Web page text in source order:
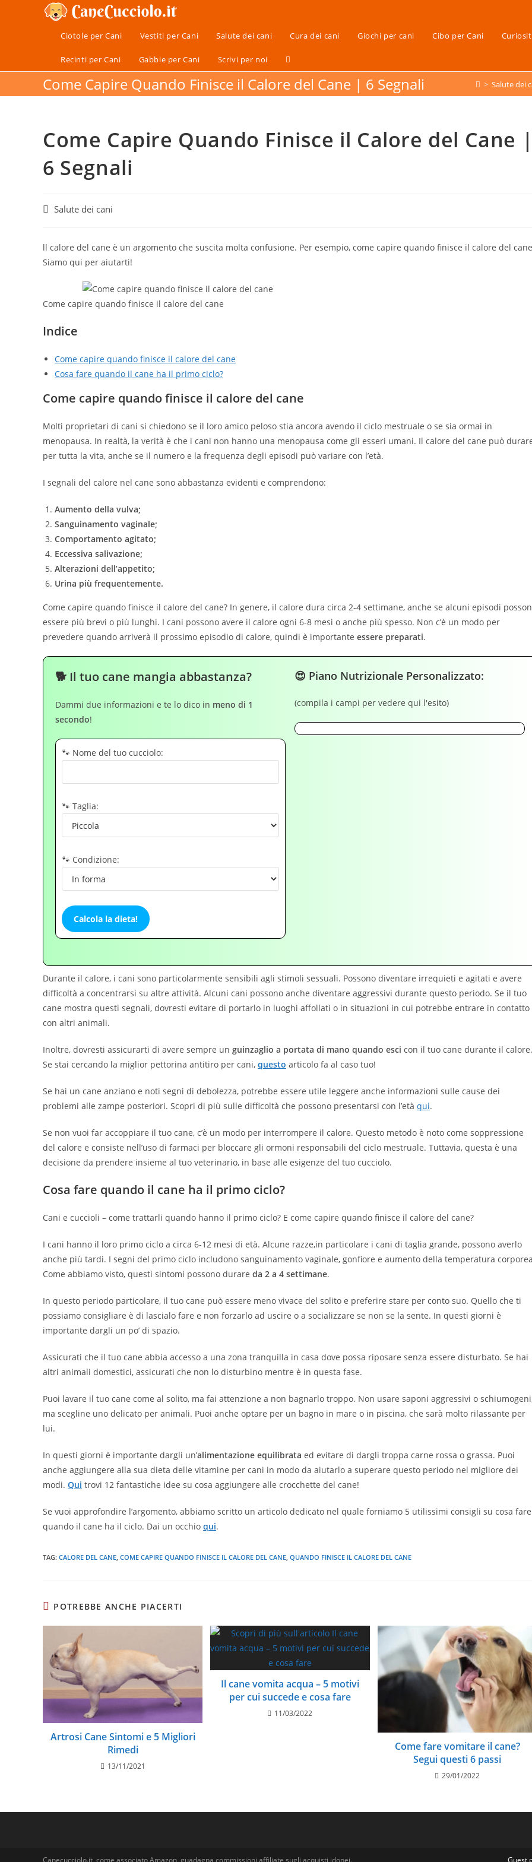
Ciotole per Cani Vestiti per Cani Salute dei cani Cura dei cani Giochi per cani Cibo per Cani
Recinti per Cani Gabbie per Cani Scrivi per noi
Come Capire Quando Finisce il Calore del Cane | 6 Segnali > Salute dei
Come Capire Quando Finisce il Calore del Cane
6 Segnali
Categoria
Salute dei cani
ll calore del cane è un argomento che suscita molta confusione. Per esempio, come capire quando finisce il calore del
Siamo qui per aiutarti!
Come capire quando finisce il calore del cane
Indice
Come capire quando finisce il calore del cane
Cosa fare quando il cane ha il primo ciclo?
Come capire quando finisce il calore del cane
Molti proprietari di cani si chiedono se il loro amico peloso stia ancora avendo il ciclo mestruale o se sia ormai in
menopausa. In realtà, la verità è che i cani non hanno una menopausa come gli esseri umani. Il calore del cane può
per tutta la vita, anche se il numero e la frequenza degli episodi può variare con l’età.
I segnali del calore nel cane sono abbastanza evidenti e comprendono:
Aumento della vulva;
Sanguinamento vaginale;
Comportamento agitato;
Eccessiva salivazione;
Alterazioni dell’appetito;
Urina più frequentemente.
Come capire quando finisce il calore del cane? In genere, il calore dura circa 2-4 settimane, anche se alcuni episodi
essere più brevi o più lunghi. I cani possono avere il calore ogni 6-8 mesi o anche più spesso. Non c’è un modo per
prevedere quando arriverà il prossimo episodio di calore, quindi è importante essere preparati.
🐕 Il tuo cane mangia abbastanza?
Dammi due informazioni e te lo dico in meno di 1
secondo!
🐾 Nome del tuo cucciolo:
🐾 Taglia:
🐾 Condizione:
Calcola la dieta!
😍 Piano Nutrizionale Personalizzato:
(compila i campi per vedere qui l'esito)
Durante il calore, i cani sono particolarmente sensibili agli stimoli sessuali. Possono diventare irrequieti e agitati e avere
difficoltà a concentrarsi su altre attività. Alcuni cani possono anche diventare aggressivi durante questo periodo. Se il tuo
cane mostra questi segnali, dovresti evitare di portarlo in luoghi affollati o in situazioni in cui potrebbe entrare in contatto
con altri animali.
Inoltre, dovresti assicurarti di avere sempre un guinzaglio a portata di mano quando esci con il tuo cane durante il calore.
Se stai cercando la miglior pettorina antitiro per cani, questo articolo fa al caso tuo!
Se hai un cane anziano e noti segni di debolezza, potrebbe essere utile leggere anche informazioni sulle cause dei
problemi alle zampe posteriori. Scopri di più sulle difficoltà che possono presentarsi con l’età qui.
Se non vuoi far accoppiare il tuo cane, c’è un modo per interrompere il calore. Questo metodo è noto come soppressione
del calore e consiste nell’uso di farmaci per bloccare gli ormoni responsabili del ciclo mestruale. Tuttavia, questa è una
decisione da prendere insieme al tuo veterinario, in base alle esigenze del tuo cucciolo.
Cosa fare quando il cane ha il primo ciclo?
Cani e cuccioli – come trattarli quando hanno il primo ciclo? E come capire quando finisce il calore del cane?
I cani hanno il loro primo ciclo a circa 6-12 mesi di età. Alcune razze,in particolare i cani di taglia grande, possono averlo
anche più tardi. I segni del primo ciclo includono sanguinamento vaginale, gonfiore e aumento della temperatura
Come abbiamo visto, questi sintomi possono durare da 2 a 4 settimane.
In questo periodo particolare, il tuo cane può essere meno vivace del solito e preferire stare per conto suo. Quello che ti
possiamo consigliare è di lascialo fare e non forzarlo ad uscire o a socializzare se non se la sente. In questi giorni è
importante dargli un po’ di spazio.
Assicurati che il tuo cane abbia accesso a una zona tranquilla in casa dove possa riposare senza essere disturbato. Se hai
altri animali domestici, assicurati che non lo disturbino mentre è in questa fase.
Puoi lavare il tuo cane come al solito, ma fai attenzione a non bagnarlo troppo. Non usare saponi aggressivi o
ma scegline uno delicato per animali. Puoi anche optare per un bagno in mare o in piscina, che sarà molto rilassante per
lui.
In questi giorni è importante dargli un’alimentazione equilibrata ed evitare di dargli troppa carne rossa o grassa. Puoi
anche aggiungere alla sua dieta delle vitamine per cani in modo da aiutarlo a superare questo periodo nel migliore dei
modi. Qui trovi 12 fantastiche idee su cosa aggiungere alle crocchette del cane!
Se vuoi approfondire l’argomento, abbiamo scritto un articolo dedicato nel quale forniamo 5 utilissimi consigli su cosa fare
quando il cane ha il ciclo. Dai un occhio qui.
TAG: CALORE DEL CANE, COME CAPIRE QUANDO FINISCE IL CALORE DEL CANE, QUANDO FINISCE IL CALORE DEL CANE
POTREBBE ANCHE PIACERTI
Artrosi Cane Sintomi e 5 Migliori
Rimedi
13/11/2021
Il cane vomita acqua – 5 motivi
per cui succede e cosa fare
11/03/2022
Come fare vomitare il cane?
Segui questi 6 passi
29/01/2022
Guest
Canecucciolo.it, come associato Amazon, guadagna commissioni affiliate sugli acquisti idonei.